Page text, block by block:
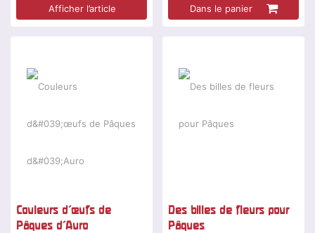
Afficher l’article Dans le panier
Couleurs d'œufs de
Pâques d'Auro
Des billes de fleurs pour
Pâques